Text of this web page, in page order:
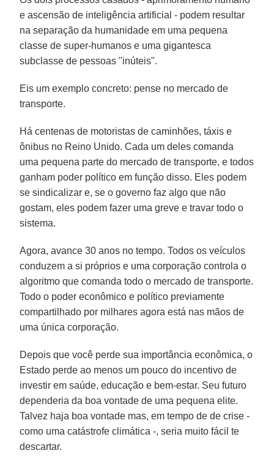
e ascensão de inteligência artificial - podem resultar
na separação da humanidade em uma pequena
classe de super-humanos e uma gigantesca
subclasse de pessoas "inúteis".
Eis um exemplo concreto: pense no mercado de
transporte.
Há centenas de motoristas de caminhões, táxis e
ônibus no Reino Unido. Cada um deles comanda
uma pequena parte do mercado de transporte, e todos
ganham poder político em função disso. Eles podem
se sindicalizar e, se o governo faz algo que não
gostam, eles podem fazer uma greve e travar todo o
sistema.
Agora, avance 30 anos no tempo. Todos os veículos
conduzem a si próprios e uma corporação controla o
algoritmo que comanda todo o mercado de transporte.
Todo o poder econômico e político previamente
compartilhado por milhares agora está nas mãos de
uma única corporação.
Depois que você perde sua importância econômica, o
Estado perde ao menos um pouco do incentivo de
investir em saúde, educação e bem-estar. Seu futuro
dependeria da boa vontade de uma pequena elite.
Talvez haja boa vontade mas, em tempo de de crise -
como uma catástrofe climática -, seria muito fácil te
descartar.